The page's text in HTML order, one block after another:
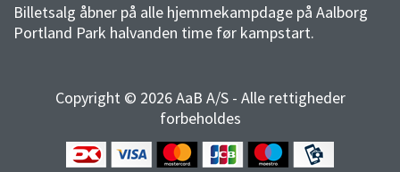
Billetsalg åbner på alle hjemmekampdage på Aalborg
Portland Park halvanden time før kampstart.
Copyright © 2026 AaB A/S - Alle rettigheder
forbeholdes